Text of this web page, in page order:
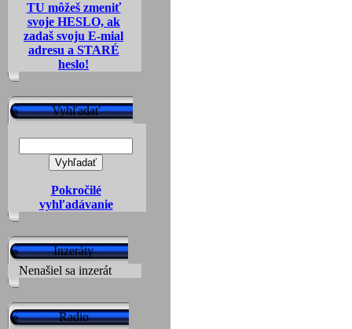
TU môžeš zmeniť
svoje HESLO, ak
zadaš svoju E-mial
adresu a STARÉ
heslo!
Vyhľadať
Pokročilé
vyhľadávanie
Inzeráty
Nenašiel sa inzerát
Radio